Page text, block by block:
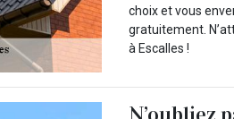
choix et vous
gratuitement.
à Escalles !